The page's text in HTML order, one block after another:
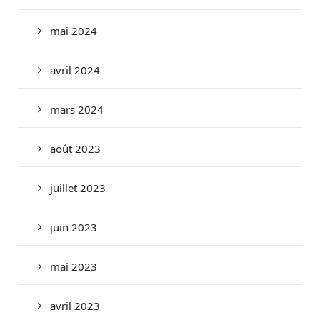
mai 2024
avril 2024
mars 2024
août 2023
juillet 2023
juin 2023
mai 2023
avril 2023